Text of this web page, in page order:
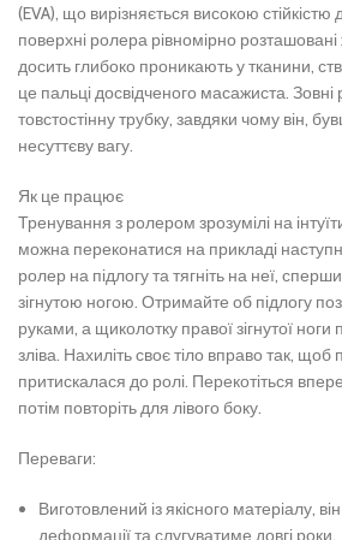
(EVA), що вирізняється високою
поверхні ролера рівномірно розташовані
досить глибоко проникають у тканини,
це пальці досвідченого масажиста.
товстостінну трубку, завдяки чому він,
несуттєву вагу.
Як це працює
Тренування з ролером зрозумілі на
можна переконатися на прикладі
ролер на підлогу та тягніть на неї,
зігнутою ногою. Отримайте об підлогу
руками, а щиколотку правої зігнутої ноги
зліва. Нахиліть своє тіло вправо так, щоб
притискалася до ролі. Перекотіться
потім повторіть для лівого боку.
Переваги:
Виготовлений із якісного матеріалу,
деформації та слугуватиме довгі роки.